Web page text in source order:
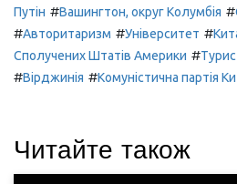
Путін #Вашингтон, округ Колумбія #
#Авторитаризм #Університет #
Сполучених Штатів Америки #
#Вірджинія #Комуністична партія
Читайте також